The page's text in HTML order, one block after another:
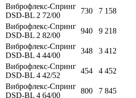
Виброфлекс-Спринг
DSD-BL 2 72/00
730 7 158
Виброфлекс-Спринг
DSD-BL 2 82/00
940 9 218
Виброфлекс-Спринг
DSD-BL 4 44/00
348 3 412
Виброфлекс-Спринг
DSD-BL 4 42/52
454 4 452
Виброфлекс-Спринг
DSD-BL 4 64/00
800 7 845